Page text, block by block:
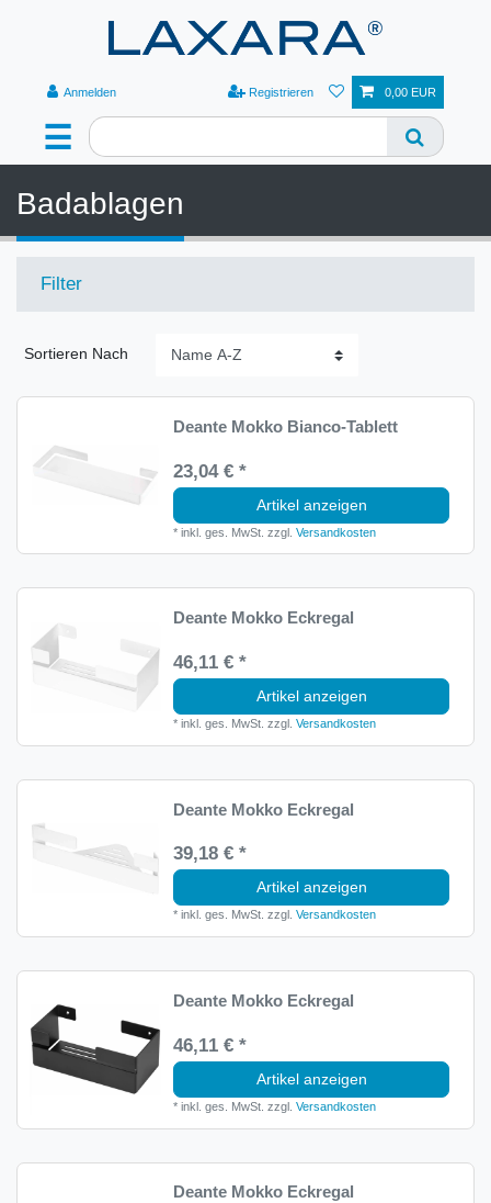
☰
Anmelden Registrieren 0,00 EUR
Badablagen
Filter
Sortieren Nach
Deante Mokko Bianco-Tablett
23,04 € *
Artikel anzeigen
*inkl. ges. MwSt. zzgl.Versandkosten
Deante Mokko Eckregal
46,11 € *
Artikel anzeigen
*inkl. ges. MwSt. zzgl.Versandkosten
Deante Mokko Eckregal
39,18 € *
Artikel anzeigen
*inkl. ges. MwSt. zzgl.Versandkosten
Deante Mokko Eckregal
46,11 € *
Artikel anzeigen
*inkl. ges. MwSt. zzgl.Versandkosten
Deante Mokko Eckregal